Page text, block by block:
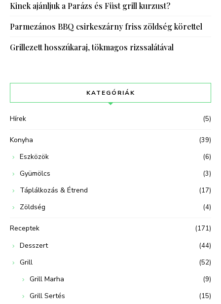
Kinek ajánljuk a Parázs és Füst grill kurzust?
Parmezános BBQ csirkeszárny friss zöldség körettel
Grillezett hosszúkaraj, tökmagos rizssalátával
KATEGÓRIÁK
Hírek (5)
Konyha (39)
Eszközök (6)
Gyümölcs (3)
Táplálkozás & Étrend (17)
Zöldség (4)
Receptek (171)
Desszert (44)
Grill (52)
Grill Marha (9)
Grill Sertés (15)